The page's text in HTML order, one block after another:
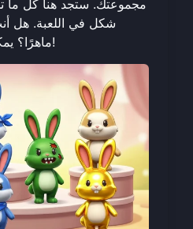
مجموعتك. ستجد هنا كل ما
شكل في اللعبة. هل
ماهرًا؟الآن!